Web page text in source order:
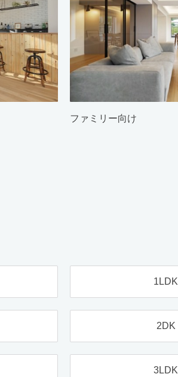
ファミリー向け
1LDK
2DK
3LDK